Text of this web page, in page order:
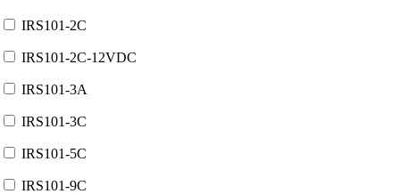
IRS101-2C
IRS101-2C-12VDC
IRS101-3A
IRS101-3C
IRS101-5C
IRS101-9C